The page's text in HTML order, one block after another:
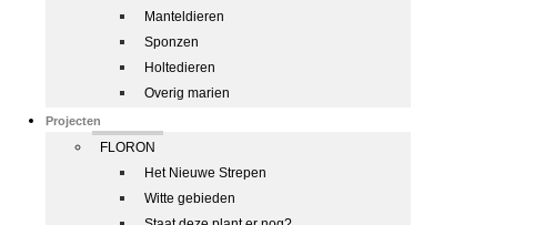
Manteldieren
Sponzen
Holtedieren
Overig marien
Projecten
FLORON
Het Nieuwe Strepen
Witte gebieden